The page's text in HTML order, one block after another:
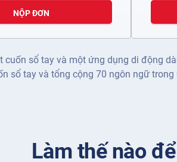
NỘP ĐƠN
sổ tay và một ứng dụng di động
sổ tay và tổng cộng 70 ngôn ngữ
Làm thế nào